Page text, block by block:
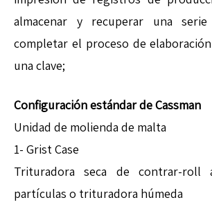
almacenar y recuperar una
completar el proceso de
una clave;
Configuración estándar de Cassman
Unidad de molienda de malta
1- Grist Case
Trituradora seca de contrar-roll
partículas o trituradora húmeda